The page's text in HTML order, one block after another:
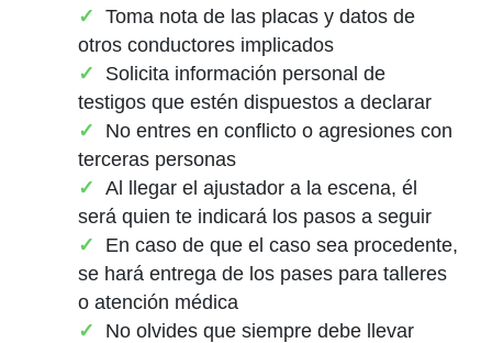
Toma nota de las placas y datos de
otros conductores implicados
Solicita información personal de
testigos que estén dispuestos a declarar
No entres en conflicto o agresiones con
terceras personas
Al llegar el ajustador a la escena, él
será quien te indicará los pasos a seguir
En caso de que el caso sea procedente,
se hará entrega de los pases para talleres
o atención médica
No olvides que siempre debe llevar